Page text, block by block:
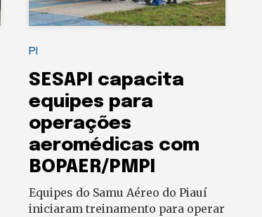
PI
SESAPI capacita
equipes para
operações
aeromédicas com
BOPAER/PMPI
Equipes do Samu Aéreo do Piauí
iniciaram treinamento para operar